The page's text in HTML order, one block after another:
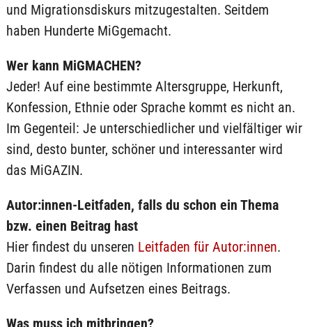
und Migrationsdiskurs mitzugestalten. Seitdem
haben Hunderte MiGgemacht.
Wer kann MiGMACHEN?
Jeder! Auf eine bestimmte Altersgruppe, Herkunft,
Konfession, Ethnie oder Sprache kommt es nicht an.
Im Gegenteil: Je unterschiedlicher und vielfältiger wir
sind, desto bunter, schöner und interessanter wird
das MiGAZIN.
Autor:innen-Leitfaden, falls du schon ein Thema
bzw. einen Beitrag hast
Hier findest du unseren Leitfaden für Autor:innen.
Darin findest du alle nötigen Informationen zum
Verfassen und Aufsetzen eines Beitrags.
Was muss ich mitbringen?